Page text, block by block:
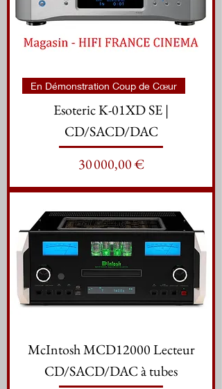
En Démonstration Coup de Cœur
Esoteric K-01XD SE |
CD/SACD/DAC
Prix
30 000,00 €
McIntosh MCD12000 Lecteur
CD/SACD/DAC à tubes